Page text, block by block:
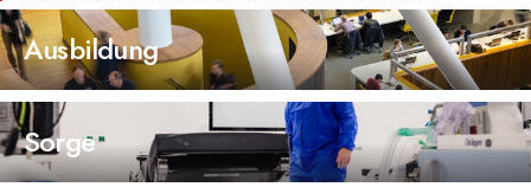
Ausbildung
Sorge